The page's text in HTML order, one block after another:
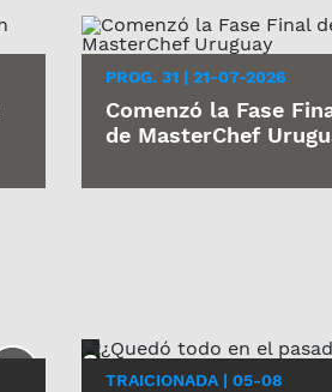
PROG. 31 | 21-07-2026
Comenzó la Fase
de MasterChef
TRAICIONADA | 05-08